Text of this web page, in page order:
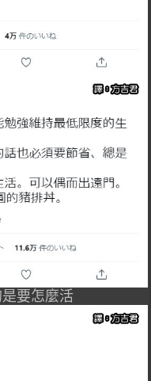
要怎麼活